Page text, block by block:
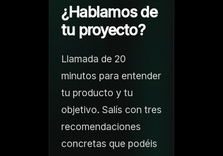
¿Hablamos de
tu proyecto?
Llamada de 20
minutos para entender
tu producto y tu
objetivo. Salís con tres
recomendaciones
concretas que podéis